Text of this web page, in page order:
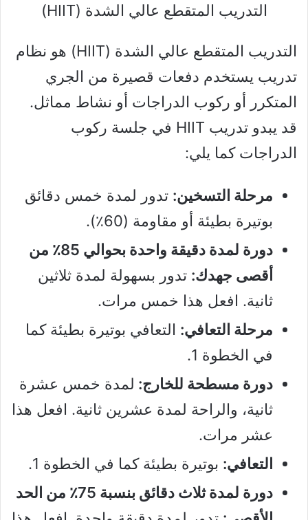
التدريب المتقطع عالي الشدة (HIIT)
التدريب المتقطع عالي الشدة (HIIT) هو نظام
تدريب يستخدم دفعات قصيرة من الجري
المتكرر أو ركوب الدراجات أو نشاط مماثل.
قد يبدو تدريب HIIT في جلسة ركوب
الدراجات كما يلي:
مرحلة التسخين: تدور لمدة خمس دقائق
بوتيرة بطيئة أو مقاومة (60٪).
دورة لمدة دقيقة واحدة بحوالي 85٪ من
أقصى جهدك: تدور بسهولة لمدة ثلاثين
ثانية. افعل هذا خمس مرات.
مرحلة التعافي: التعافي بوتيرة بطيئة كما
في الخطوة 1.
دورة مسطحة للخارج: لمدة خمس عشرة
ثانية، والراحة لمدة عشرين ثانية. افعل هذا
عشر مرات.
التعافي: بوتيرة بطيئة كما في الخطوة 1.
دورة لمدة ثلاث دقائق بنسبة 75٪ من الحد